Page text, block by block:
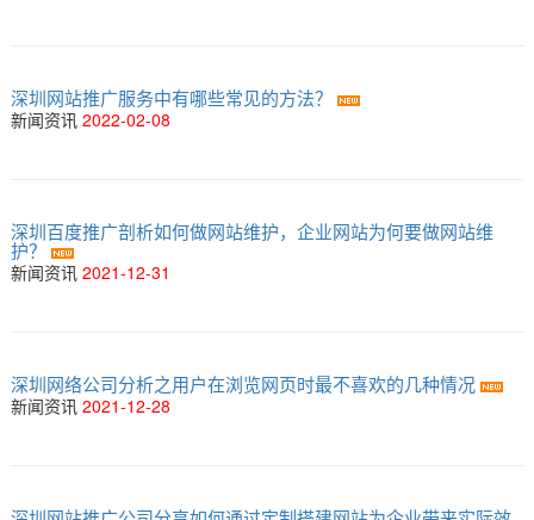
深圳网站推广服务中有哪些常见的方法？
新闻资讯 2022-02-08
深圳百度推广剖析如何做网站维护，企业网站为何要做网站维
护？
新闻资讯 2021-12-31
深圳网络公司分析之用户在浏览网页时最不喜欢的几种情况
新闻资讯 2021-12-28